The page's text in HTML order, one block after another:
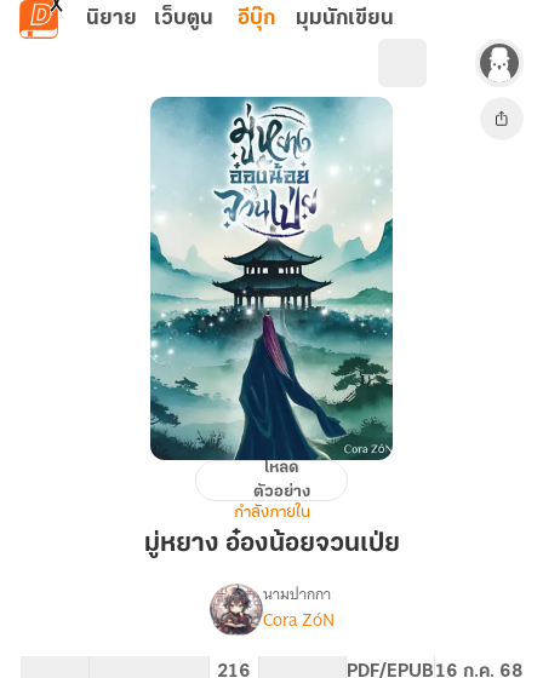
ข้ามไปยังเนื้อหาหลัก
นิยาย เว็บตูน อีบุ๊ก มุมนักเขียน
อ๋อง
น้อย
โหลด
ตัวอย่าง
กำลังภายใน
มู่หยาง อ๋องน้อยจวนเป่ย
เรื่อ
นามปากกา
Cora ZóN
216 PDF/EPUB16 ก.ค. 68